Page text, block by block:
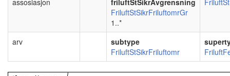
FriluftStSikrFriluftomrGr
1..*
arv
subtype
FriluftStSikrFriluftomr